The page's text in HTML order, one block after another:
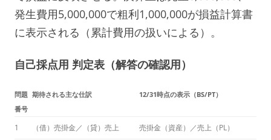
発生費用5,000,000で粗利1,000,000が損益計算書
に表示される（累計費用の扱いによる）。
自己採点用 判定表（解答の確認用）
問題
番号
期待される主な仕訳 12/31時点の表示（BS/PT）
1 （借）売掛金／（貸）売上 売掛金（資産）／売上（PL）